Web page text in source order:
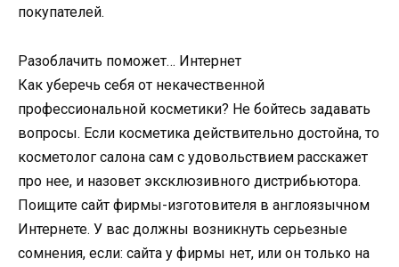
покупателей.
Разоблачить поможет… Интернет
Как уберечь себя от некачественной
профессиональной косметики? Не бойтесь задавать
вопросы. Если косметика действительно достойна, то
косметолог салона сам с удовольствием расскажет
про нее, и назовет эксклюзивного дистрибьютора.
Поищите сайт фирмы-изготовителя в англоязычном
Интернете. У вас должны возникнуть серьезные
сомнения, если: сайта у фирмы нет, или он только на